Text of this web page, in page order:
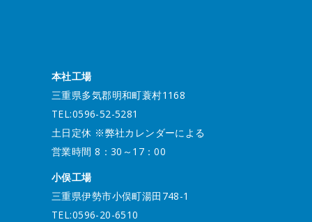
本社工場
三重県多気郡明和町蓑村1168
TEL:0596-52-5281
土日定休 ※弊社カレンダーによる
営業時間 8：30～17：00
小俣工場
三重県伊勢市小俣町湯田748-1
TEL:0596-20-6510